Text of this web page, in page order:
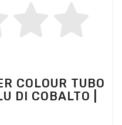
COLOUR TUBO
DI COBALTO |